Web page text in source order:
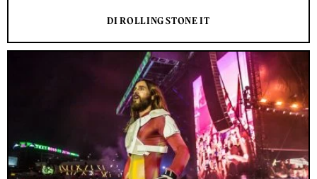
DI ROLLING STONE IT